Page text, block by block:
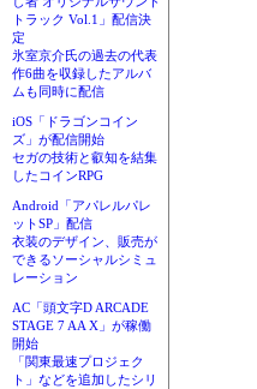
トラック Vol.1」配信決
定
氷室京介氏の過去の代表
作6曲を収録したアルバ
ムも同時に配信
iOS「ドラゴンコイン
ズ」が配信開始
セガの技術と叡知を結集
したコインRPG
Android「アパレルパレ
ットSP」配信
衣装のデザイン、販売が
できるソーシャルシミュ
レーション
AC「頭文字D ARCADE
STAGE 7 AA X」が稼働
開始
「関東最速プロジェク
ト」などを追加したシリ